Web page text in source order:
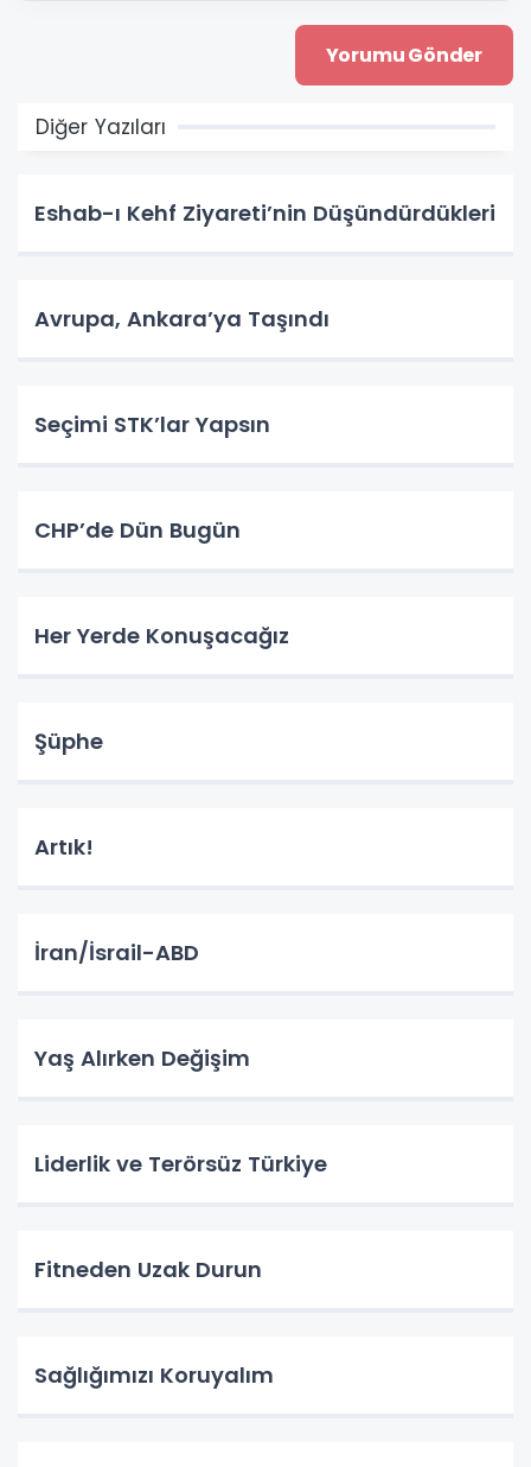
Diğer Yazıları
Eshab-ı Kehf Ziyareti’nin Düşündürdükleri
Avrupa, Ankara’ya Taşındı
Seçimi STK’lar Yapsın
CHP’de Dün Bugün
Her Yerde Konuşacağız
Şüphe
Artık!
İran/İsrail-ABD
Yaş Alırken Değişim
Liderlik ve Terörsüz Türkiye
Fitneden Uzak Durun
Sağlığımızı Koruyalım